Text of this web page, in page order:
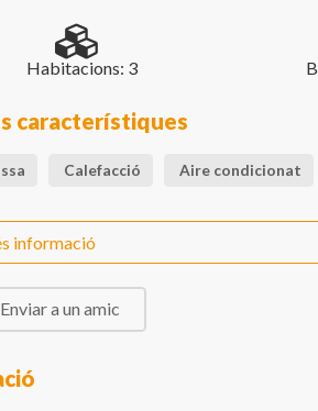
Habitacions: 3
característiques
Calefacció Aire condicionat
informació
Enviar a un amic